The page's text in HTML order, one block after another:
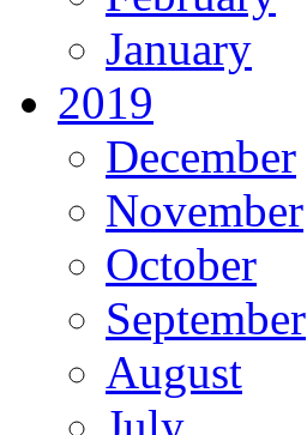
January
2019
December
November
October
September
August